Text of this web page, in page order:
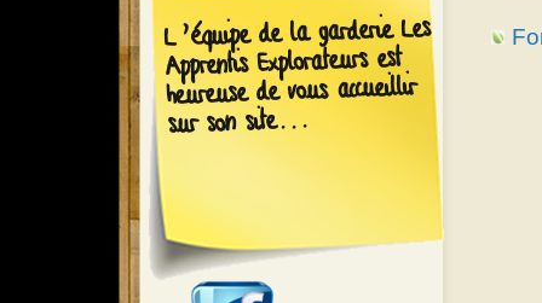
L’équipe de la garderie Les
Apprentis Explorateurs est
heureuse de vous accueillir
sur son site...